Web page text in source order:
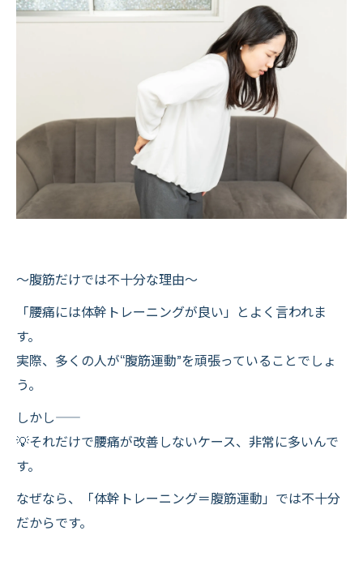
〜腹筋だけでは不十分な理由〜
「腰痛には体幹トレーニングが良い」とよく言われま
す。
実際、多くの人が“腹筋運動”を頑張っていることでしょ
う。
しかし――
💡それだけで腰痛が改善しないケース、非常に多いんで
す。
なぜなら、「体幹トレーニング＝腹筋運動」では不十分
だからです。